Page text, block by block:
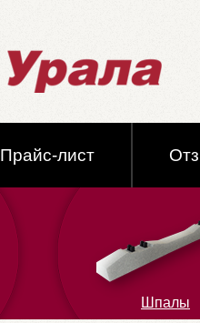
Прайс-лист
Шпалы